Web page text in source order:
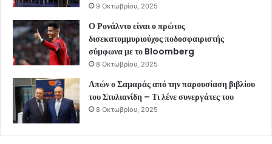
9 Οκτωβρίου, 2025
Ο Ρονάλντο είναι ο πρώτος
δισεκατομμυριούχος ποδοσφαιριστής
σύμφωνα με το Bloomberg
8 Οκτωβρίου, 2025
Απών ο Σαμαράς από την παρουσίαση βιβλίου
του Στυλιανίδη – Τι λένε συνεργάτες του
8 Οκτωβρίου, 2025